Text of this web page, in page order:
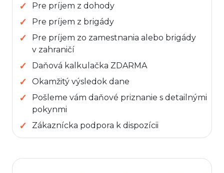
Pre príjem z dohody
Pre príjem z brigády
Pre príjem zo zamestnania alebo brigády
v zahraničí
Daňová kalkulačka ZDARMA
Okamžitý výsledok dane
Pošleme vám daňové priznanie s detailnými
pokynmi
Zákaznícka podpora k dispozícii